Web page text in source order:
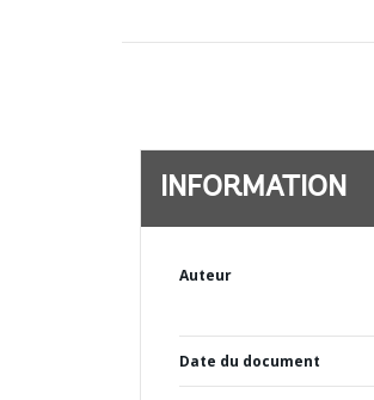
INFORMATION
Auteur
Date du document